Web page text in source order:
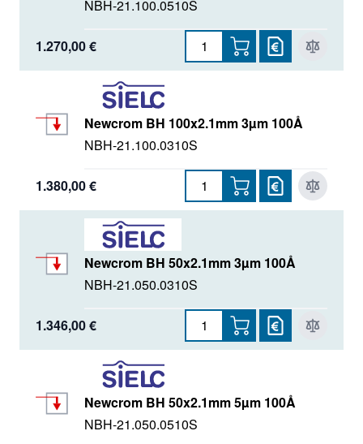
NBH-21.100.0510S
1.270,00 €
Newcrom BH 100x2.1mm 3µm 100Å
NBH-21.100.0310S
1.380,00 €
Newcrom BH 50x2.1mm 3µm 100Å
NBH-21.050.0310S
1.346,00 €
Newcrom BH 50x2.1mm 5µm 100Å
NBH-21.050.0510S